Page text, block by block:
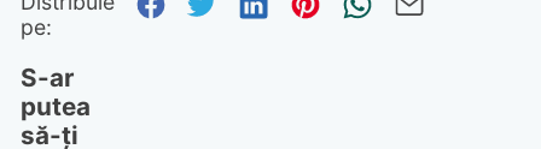
pe:
S-ar
putea
să-ți